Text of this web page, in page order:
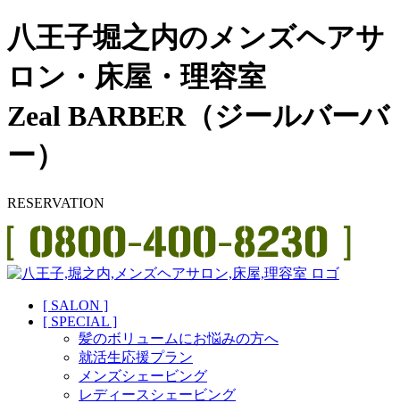
八王子堀之内のメンズヘアサ
ロン・床屋・理容室
Zeal BARBER（ジールバーバ
ー）
RESERVATION
[ SALON ]
[ SPECIAL ]
髪のボリュームにお悩みの方へ
就活生応援プラン
メンズシェービング
レディースシェービング